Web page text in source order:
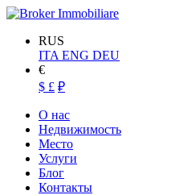
RUS
ITA ENG DEU
€
$ £ ₽
О нас
Недвижимость
Место
Услуги
Блог
Контакты